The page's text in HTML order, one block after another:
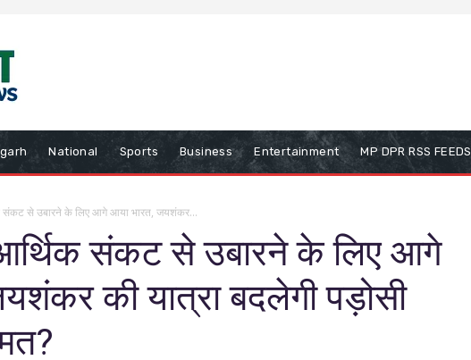
National Sports Business Entertainment MP DPR RSS FEEDS
संकट से उबारने के लिए आगे आया भारत, जयशंकर...
संकट से उबारने के लिए आगे
की यात्रा बदलेगी पड़ोसी